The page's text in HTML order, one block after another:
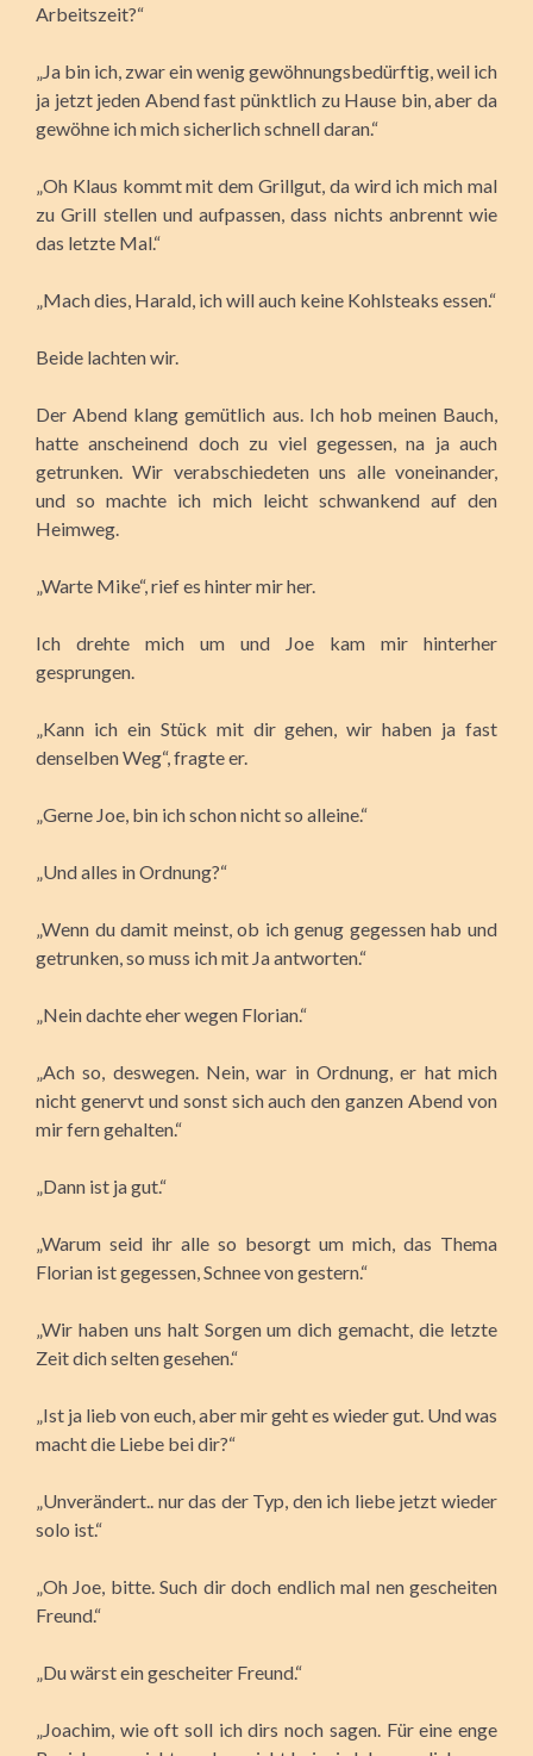
Arbeitszeit?“
„Ja bin ich, zwar ein wenig gewöhnungsbedürftig, weil ich
ja jetzt jeden Abend fast pünktlich zu Hause bin, aber da
gewöhne ich mich sicherlich schnell daran.“
„Oh Klaus kommt mit dem Grillgut, da wird ich mich mal
zu Grill stellen und aufpassen, dass nichts anbrennt wie
das letzte Mal.“
„Mach dies, Harald, ich will auch keine Kohlsteaks essen.“
Beide lachten wir.
Der Abend klang gemütlich aus. Ich hob meinen Bauch,
hatte anscheinend doch zu viel gegessen, na ja auch
getrunken. Wir verabschiedeten uns alle voneinander,
und so machte ich mich leicht schwankend auf den
Heimweg.
„Warte Mike“, rief es hinter mir her.
Ich drehte mich um und Joe kam mir hinterher
gesprungen.
„Kann ich ein Stück mit dir gehen, wir haben ja fast
denselben Weg“, fragte er.
„Gerne Joe, bin ich schon nicht so alleine.“
„Und alles in Ordnung?“
„Wenn du damit meinst, ob ich genug gegessen hab und
getrunken, so muss ich mit Ja antworten.“
„Nein dachte eher wegen Florian.“
„Ach so, deswegen. Nein, war in Ordnung, er hat mich
nicht genervt und sonst sich auch den ganzen Abend von
mir fern gehalten.“
„Dann ist ja gut.“
„Warum seid ihr alle so besorgt um mich, das Thema
Florian ist gegessen, Schnee von gestern.“
„Wir haben uns halt Sorgen um dich gemacht, die letzte
Zeit dich selten gesehen.“
„Ist ja lieb von euch, aber mir geht es wieder gut. Und was
macht die Liebe bei dir?“
„Unverändert.. nur das der Typ, den ich liebe jetzt wieder
solo ist.“
„Oh Joe, bitte. Such dir doch endlich mal nen gescheiten
Freund.“
„Du wärst ein gescheiter Freund.“
„Joachim, wie oft soll ich dirs noch sagen. Für eine enge